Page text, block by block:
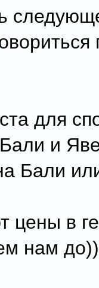
для
и
Бали
цены в
нам